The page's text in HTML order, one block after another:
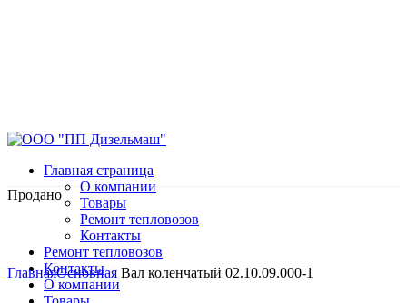
Главная страница
О компании
Товары
Ремонт тепловозов
Контакты
Ремонт тепловозов
Контакты
О компании
Продано
Нажмите, чтобы увеличить
ГлавнаяОсновная Вал коленчатый 02.10.09.000-1